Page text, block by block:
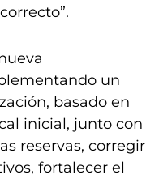
un
basado en
inicial, junto con
reservas, corregir
fortalecer el